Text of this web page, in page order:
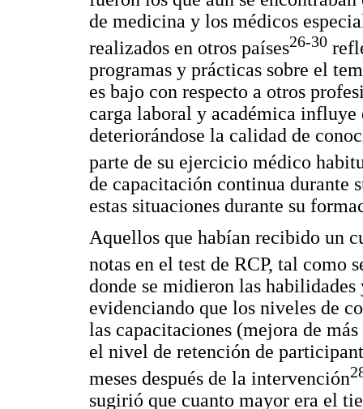
de medicina y los médicos
realizados en otros países26-30
programas y prácticas sobre el
es bajo con respecto a otros
carga laboral y académica influye
deteriorándose la calidad de
parte de su ejercicio médico
de capacitación continua durante
estas situaciones durante su
Aquellos que habían recibido un
notas en el test de RCP, tal como
donde se midieron las
evidenciando que los niveles de
las capacitaciones (mejora de
el nivel de retención de
meses después de la intervención
sugirió que cuanto mayor era el